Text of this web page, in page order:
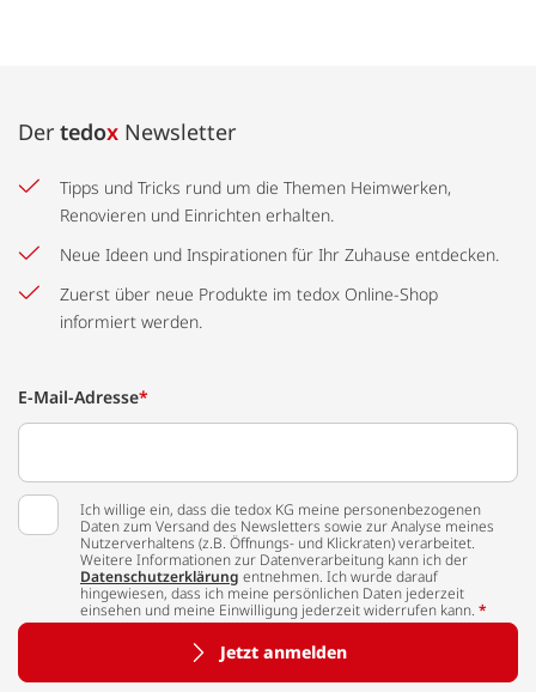
Der tedox Newsletter
Tipps und Tricks rund um die Themen Heimwerken,
Renovieren und Einrichten erhalten.
Neue Ideen und Inspirationen für Ihr Zuhause entdecken.
Zuerst über neue Produkte im tedox Online-Shop
informiert werden.
E-Mail-Adresse*
Ich willige ein, dass die tedox KG meine personenbezogenen
Daten zum Versand des Newsletters sowie zur Analyse meines
Nutzerverhaltens (z.B. Öffnungs- und Klickraten) verarbeitet.
Weitere Informationen zur Datenverarbeitung kann ich der
Datenschutzerklärung entnehmen. Ich wurde darauf
hingewiesen, dass ich meine persönlichen Daten jederzeit
einsehen und meine Einwilligung jederzeit widerrufen kann. *
Jetzt anmelden